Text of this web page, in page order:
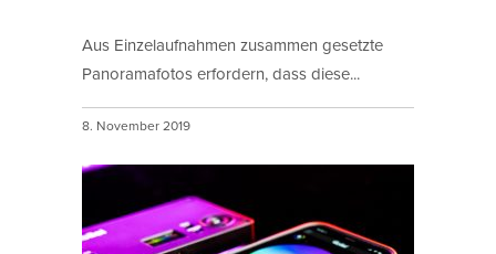
Aus Einzelaufnahmen zusammen gesetzte
Panoramafotos erfordern, dass diese...
8. November 2019